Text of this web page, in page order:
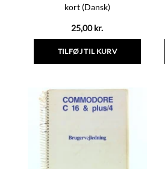
kort (Dansk)
25,00kr.
TILFØJ TIL KURV